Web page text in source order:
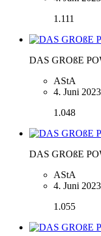
1.111
DAS GROßE
AStA
4. Juni
1.048
DAS GROßE
AStA
4. Juni
1.055